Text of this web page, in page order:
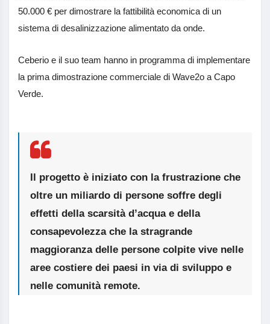
50.000 € per dimostrare la fattibilità economica di un
sistema di desalinizzazione alimentato da onde.
Ceberio e il suo team hanno in programma di implementare
la prima dimostrazione commerciale di Wave2o a Capo
Verde.
Il progetto è iniziato con la frustrazione che
oltre un miliardo di persone soffre degli
effetti della scarsità d’acqua e della
consapevolezza che la stragrande
maggioranza delle persone colpite vive nelle
aree costiere dei paesi in via di sviluppo e
nelle comunità remote.